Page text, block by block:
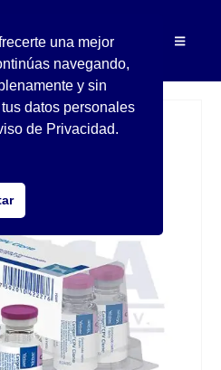
una mejor
navegando,
y sin
datos personales
de Privacidad.